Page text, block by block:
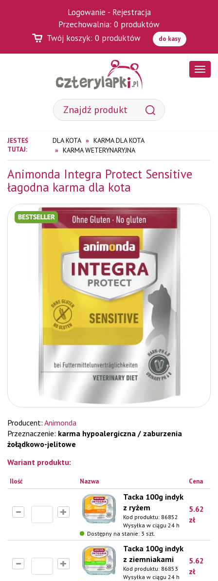
Logowanie - Rejestracja
Przechowalnia: 0 produktów
Twój koszyk: 0 produktów do kasy
JESTEŚ
TUTAJ:
DLA KOTA
KARMA DLA KOTA
KARMA WETERYNARYJNA
Animonda Integra Protect Sensitive
łagodna karma dla kota
Producent: Animonda
Przeznaczenie: karma hypoalergiczna / zaburzenia
żołądkowo-jelitowe
Wariant produktu:
Ilość Nazwa Cena
Tacka 100g indyk
z ryżem
Kod produktu: 86852
Wysyłka w ciągu 24 h
Dostępny na stanie: 3 szt.
5.62
zł
Tacka 100g indyk
z ziemniakami
Kod produktu: 86853
Wysyłka w ciągu 24 h
5.62
zł